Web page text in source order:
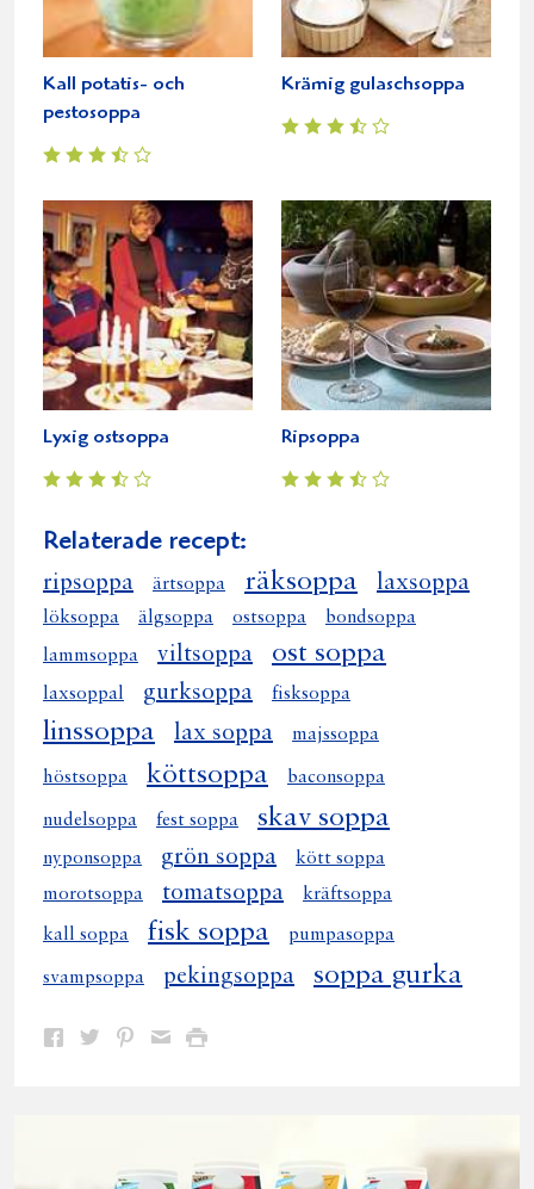
Kall potatis- och
pestosoppa
Krämig gulaschsoppa
Lyxig ostsoppa Ripsoppa
Relaterade recept:
ripsoppa ärtsoppa räksoppa laxsoppa
löksoppa älgsoppa ostsoppa
bondsoppa
lammsoppa
viltsoppa ost soppa
laxsoppal gurksoppa fisksoppa
linssoppa lax soppa majssoppa
höstsoppa köttsoppa baconsoppa
nudelsoppa fest soppa skav soppa
nyponsoppa grön soppa
kött soppa
morotsoppa
tomatsoppa kräftsoppa
kall soppa fisk soppa pumpasoppa
svampsoppa pekingsoppa soppa gurka
Dela Dela Dela DelaSkriv